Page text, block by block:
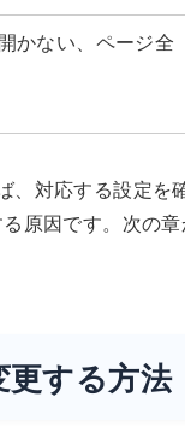
かない、ページ全
、対応する設定
原因です。次の
更する方法